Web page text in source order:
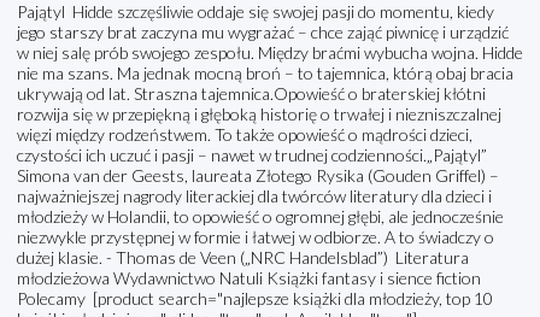
Pajątyl Hidde szczęśliwie oddaje się swojej pasji do momentu, kiedy
jego starszy brat zaczyna mu wygrażać – chce zająć piwnicę i urządzić
w niej salę prób swojego zespołu. Między braćmi wybucha wojna. Hidde
nie ma szans. Ma jednak mocną broń – to tajemnica, którą obaj bracia
ukrywają od lat. Straszna tajemnica.Opowieść o braterskiej kłótni
rozwija się w przepiękną i głęboką historię o trwałej i niezniszczalnej
więzi między rodzeństwem. To także opowieść o mądrości dzieci,
czystości ich uczuć i pasji – nawet w trudnej codzienności.„Pajątyl”
Simona van der Geests, laureata Złotego Rysika (Gouden Griffel) –
najważniejszej nagrody literackiej dla twórców literatury dla dzieci i
młodzieży w Holandii, to opowieść o ogromnej głębi, ale jednocześnie
niezwykle przystępnej w formie i łatwej w odbiorze. A to świadczy o
dużej klasie. - Thomas de Veen („NRC Handelsblad”) Literatura
młodzieżowa Wydawnictwo Natuli Książki fantasy i sience fiction
Polecamy [product search="najlepsze książki dla młodzieży, top 10